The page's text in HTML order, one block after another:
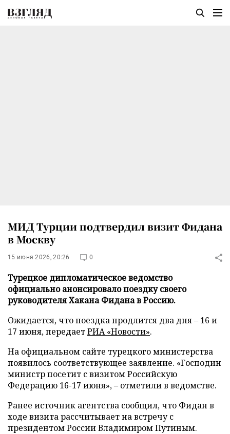
МИД Турции подтвердил визит Фидана
в Москву
15 июня 2026, 20:26 0
Турецкое дипломатическое ведомство
официально анонсировало поездку своего
руководителя Хакана Фидана в Россию.
Ожидается, что поездка продлится два дня – 16 и
17 июня, передаетРИА «Новости».
На официальном сайте турецкого министерства
появилось соответствующее заявление. «Господин
министр посетит с визитом Российскую
Федерацию 16-17 июня», – отметили в ведомстве.
Ранее источник агентства сообщил, что Фидан в
ходе визита рассчитывает на встречу с
президентом России Владимиром Путиным.